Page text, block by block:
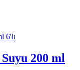
200 ml